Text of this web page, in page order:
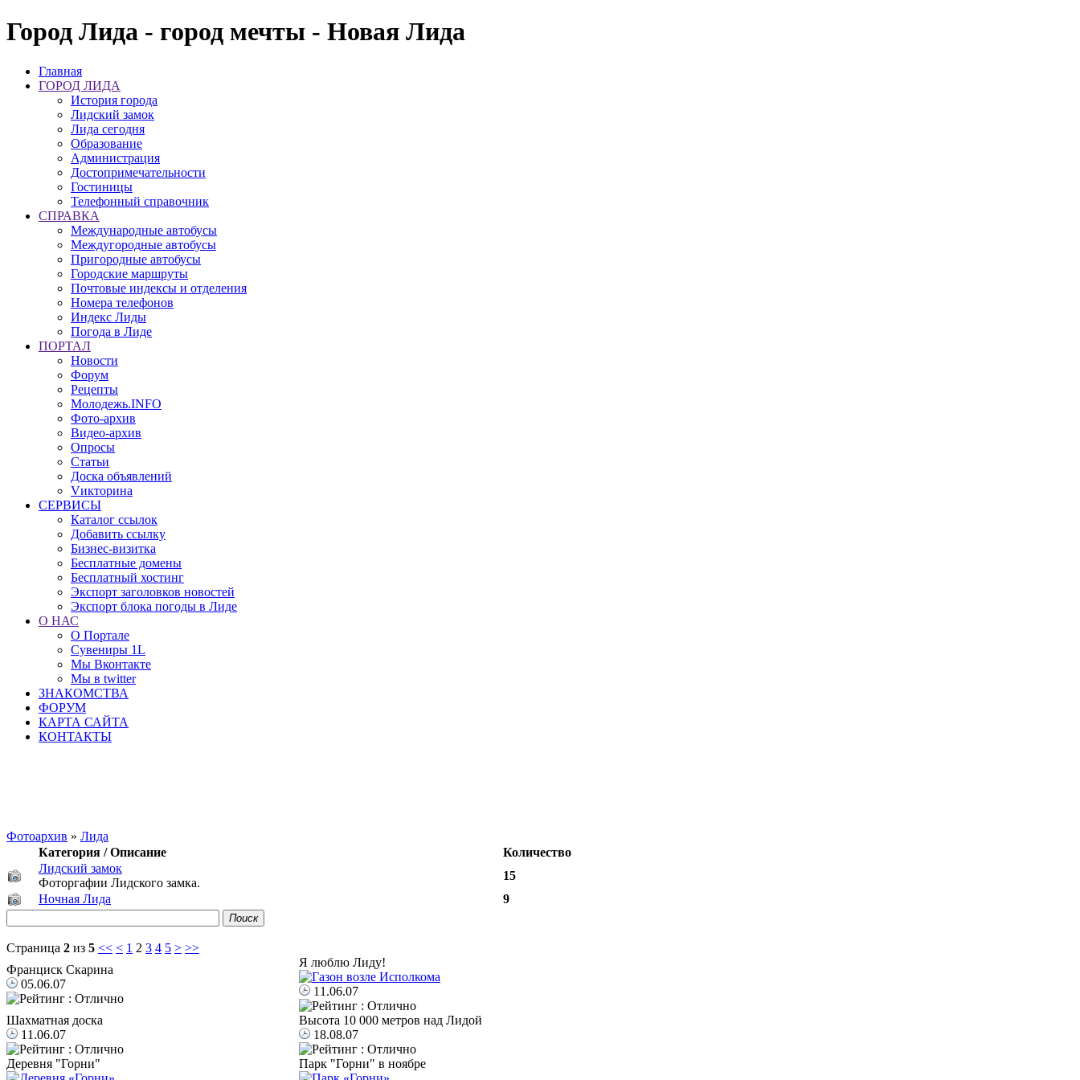
Город Лида - город мечты - Новая Лида
Главная
ГОРОД ЛИДА
История города
Лидский замок
Лида сегодня
Образование
Администрация
Достопримечательности
Гостиницы
Телефонный справочник
СПРАВКА
Международные автобусы
Междугородные автобусы
Пригородные автобусы
Городские маршруты
Почтовые индексы и отделения
Номера телефонов
Индекс Лиды
Погода в Лиде
ПОРТАЛ
Новости
Форум
Рецепты
Молодежь.INFO
Фото-архив
Видео-архив
Опросы
Статьи
Доска объявлений
Vикторина
СЕРВИСЫ
Каталог ссылок
Добавить ссылку
Бизнес-визитка
Бесплатные домены
Бесплатный хостинг
Экспорт заголовков новостей
Экспорт блока погоды в Лиде
О НАС
О Портале
Сувениры 1L
Мы Вконтакте
Мы в twitter
ЗНАКОМСТВА
ФОРУМ
КАРТА САЙТА
КОНТАКТЫ
Фотоархив » Лида
Категория / Описание
Количество
Лидский замок
Фоторгафии Лидского замка.
15
Ночная Лида
9
Поиск
Страница 2 из 5 << < 1 2 3 4 5 > >>
Франциск Скарина
05.06.07
Я люблю Лиду!
11.06.07
Шахматная доска
11.06.07
Высота 10 000 метров над Лидой
18.08.07
Деревня "Горни" Парк "Горни" в ноябре